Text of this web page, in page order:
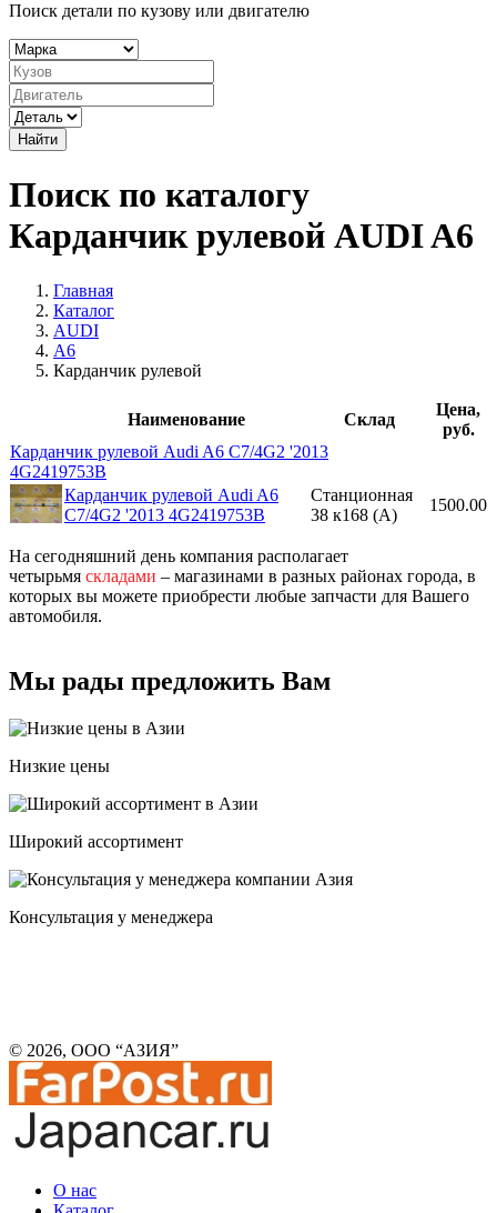
Поиск детали по кузову или двигателю
Найти
Поиск по каталогу
Карданчик рулевой AUDI A6
Главная
Каталог
AUDI
A6
Карданчик рулевой
Наименование Склад
Цена,
руб.
Карданчик рулевой Audi A6 C7/4G2 '2013
4G2419753B
Карданчик рулевой Audi A6
C7/4G2 '2013 4G2419753B
Станционная
38 к168 (A)
1500.00
На сегодняшний день компания располагает
четырьмя складами – магазинами в разных районах города, в
которых вы можете приобрести любые запчасти для Вашего
автомобиля.
Мы рады предложить Вам
Низкие цены
Широкий ассортимент
Консультация у менеджера
© 2026, ООО “АЗИЯ”
О нас